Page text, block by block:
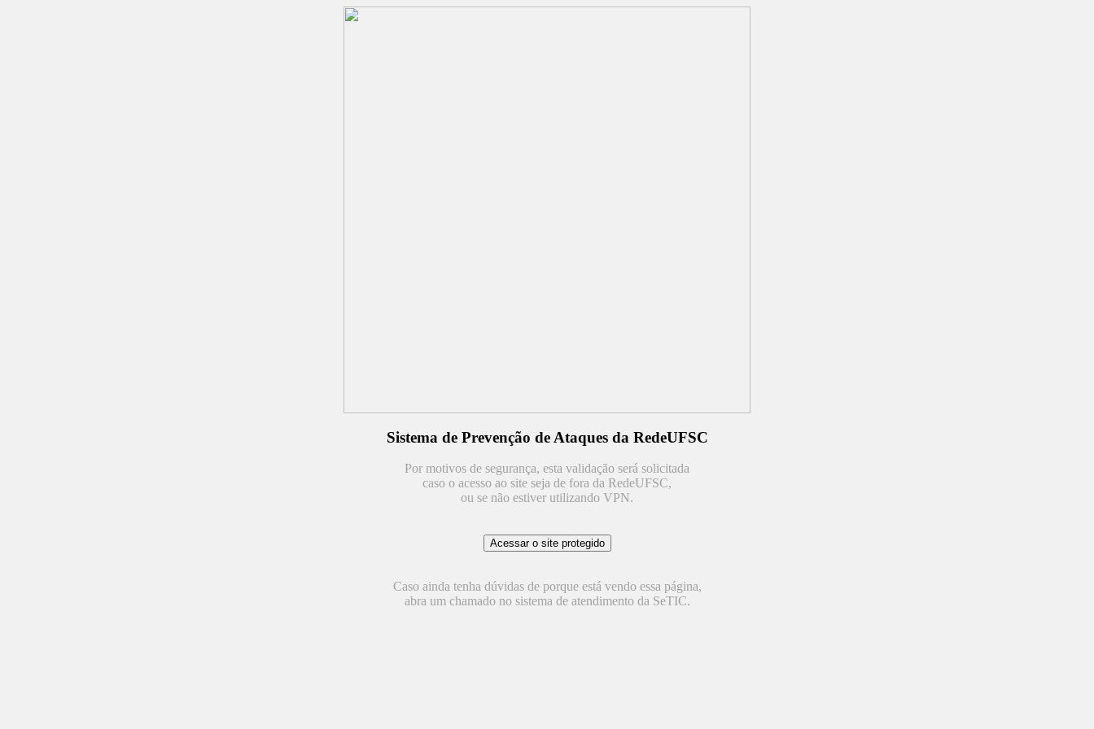
Sistema de Prevenção de Ataques da RedeUFSC
Por motivos de segurança, esta validação será solicitada
caso o acesso ao site seja de fora da RedeUFSC,
ou se não estiver utilizando VPN.
Caso ainda tenha dúvidas de porque está vendo essa página,
abra um chamado no sistema de atendimento da SeTIC.